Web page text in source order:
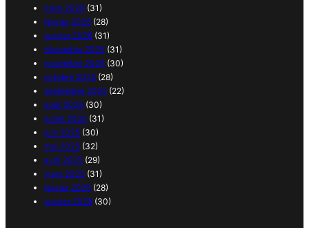
mars 2026 (31)
février 2026 (28)
janvier 2026 (31)
décembre 2025 (31)
novembre 2025 (30)
octobre 2025 (28)
septembre 2025 (22)
août 2025 (30)
juillet 2025 (31)
juin 2025 (30)
mai 2025 (32)
avril 2025 (29)
mars 2025 (31)
février 2025 (28)
janvier 2025 (30)